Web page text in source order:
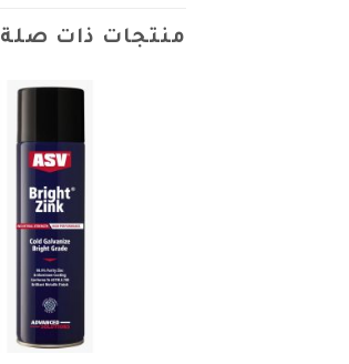
منتجات ذات صلة